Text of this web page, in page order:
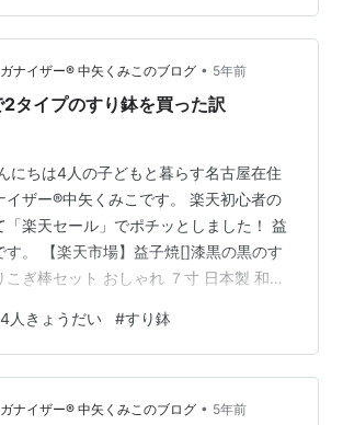
たり、 色んなワークや季節ごとに変わる
るとすご…
ナイザー®︎ 中矢くみこのブログ • 5年前
タイプのすり鉢を買った訳
にちは4人の子どもと暮らす名古屋在住
イザー®︎中矢くみこです。 楽天初心者の
「楽天セール」でポチッとしました！ 益
す。 【楽天市場】益子焼[]漆黒の黒のす
こぎ棒セット おしゃれ ７寸 日本製 和食
擂鉢）です。とろろ、サラダ、和え物
ン鉢としても充分な大きさ（ｓｓ）お家
益子焼 和食器通販 わかさま陶芸 さら
はなかったけど、もうひとつごますり
4人きょうだい #すり鉢
ナイザー®︎ 中矢くみこのブログ • 5年前